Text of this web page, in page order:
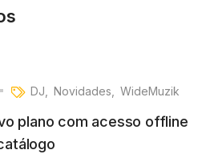
DJ Novidades WideMuzik
plano com acesso offline